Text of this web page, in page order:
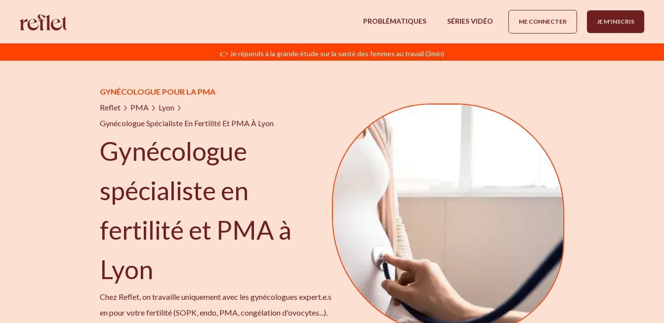
PROBLÉMATIQUES SÉRIES VIDÉO ME CONNECTER JE M'INSCRIS
👉 Je réponds à la grande étude sur la santé des femmes au travail (3min)
GYNÉCOLOGUE POUR LA PMA
Reflet
PMA
Lyon
Gynécologue Spécialiste En Fertilité Et PMA À Lyon
Gynécologue
spécialiste en
fertilité et PMA à
Lyon
Chez Reflet, on travaille uniquement avec les gynécologues expert.e.s
en pour votre fertilité (SOPK, endo, PMA, congélation d'ovocytes...).